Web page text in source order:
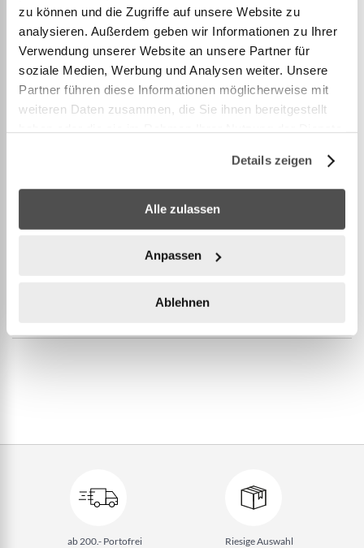
zu können und die Zugriffe auf unsere Website zu
analysieren. Außerdem geben wir Informationen zu Ihrer
Verwendung unserer Website an unsere Partner für
soziale Medien, Werbung und Analysen weiter. Unsere
Partner führen diese Informationen möglicherweise mit
weiteren Daten zusammen, die Sie ihnen bereitgestellt
Details zeigen
Alle zulassen
Anpassen
Ablehnen
Stabile, korrosionsbeständige Konstruktion
Einfaches Abpumpen des Poolwassers
Inhalt: 1 Pumpen-Set, 1 Adapter-Set
500 cm langer Abflussschlauch mit 32-mm-
Anschlüssen
Inklusive Gartenschlauchadaptern
WEITERE INFORMATIONEN
ab 200.- Portofrei Riesige Auswahl